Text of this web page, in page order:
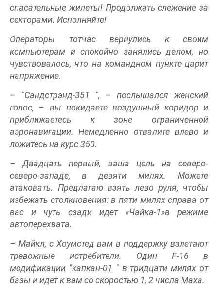
спасательные жилеты! Продолжать слежение за
секторами. Исполняйте!
Операторы тотчас вернулись к своим
компьютерам и спокойно занялись делом, но
чувствовалось, что на командном пункте царит
напряжение.
– "Сандстрэнд-351 ", – послышался женский
голос, – вы покидаете воздушный коридор и
приближаетесь к зоне ограниченной
аэронавигации. Немедленно отвалите влево и
ложитесь на курс 350.
– Двадцать первый, ваша цель на северо-
северо-западе, в девяти милях. Можете
атаковать. Предлагаю взять лево руля, чтобы
избежать столкновения: в пяти милях справа от
вас и чуть сзади идет «Чайка-1»в режиме
автоперехвата.
– Майкл, с Хоумстед вам в поддержку взлетают
тревожные истребители. Один F-16 в
модификации "капкан-01 " в тридцати милях от
базы и идет к вам со скоростью 1, 2 числа Маха.